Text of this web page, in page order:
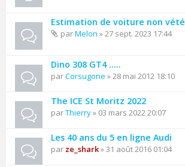
Estimation de voiture non
parMelon » 27 sept. 2023 17:44
Dino 308 GT4 .....
parCorsugone » 28 mai 2012 18:10
The ICE St Moritz 2022
parThierry» 03 mars 2022 20:07
Les 40 ans du 5 en ligne Audi
par ze_shark» 31 août 2016 01:04